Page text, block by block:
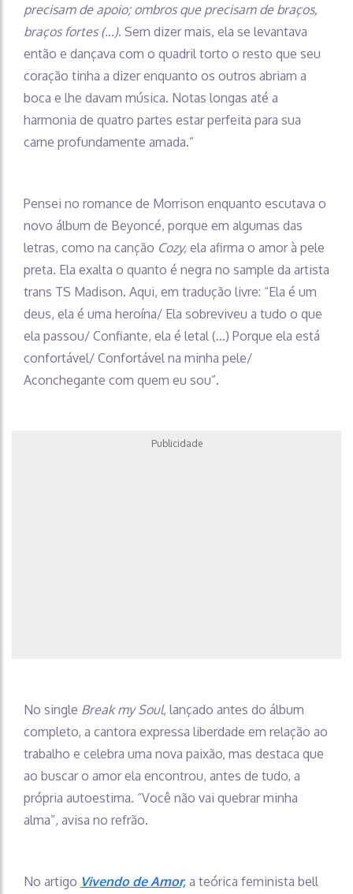
precisam de apoio; ombros que precisam de braços,
braços fortes (…). Sem dizer mais, ela se levantava
então e dançava com o quadril torto o resto que seu
coração tinha a dizer enquanto os outros abriam a
boca e lhe davam música. Notas longas até a
harmonia de quatro partes estar perfeita para sua
carne profundamente amada.”
Pensei no romance de Morrison enquanto escutava o
novo álbum de Beyoncé, porque em algumas das
letras, como na canção Cozy, ela afirma o amor à pele
preta. Ela exalta o quanto é negra no sample da artista
trans TS Madison. Aqui, em tradução livre: “Ela é um
deus, ela é uma heroína/ Ela sobreviveu a tudo o que
ela passou/ Confiante, ela é letal (…) Porque ela está
confortável/ Confortável na minha pele/
Aconchegante com quem eu sou”.
Publicidade
No single Break my Soul, lançado antes do álbum
completo, a cantora expressa liberdade em relação ao
trabalho e celebra uma nova paixão, mas destaca que
ao buscar o amor ela encontrou, antes de tudo, a
própria autoestima. “Você não vai quebrar minha
alma”, avisa no refrão.
No artigo Vivendo de Amor, a teórica feminista bell